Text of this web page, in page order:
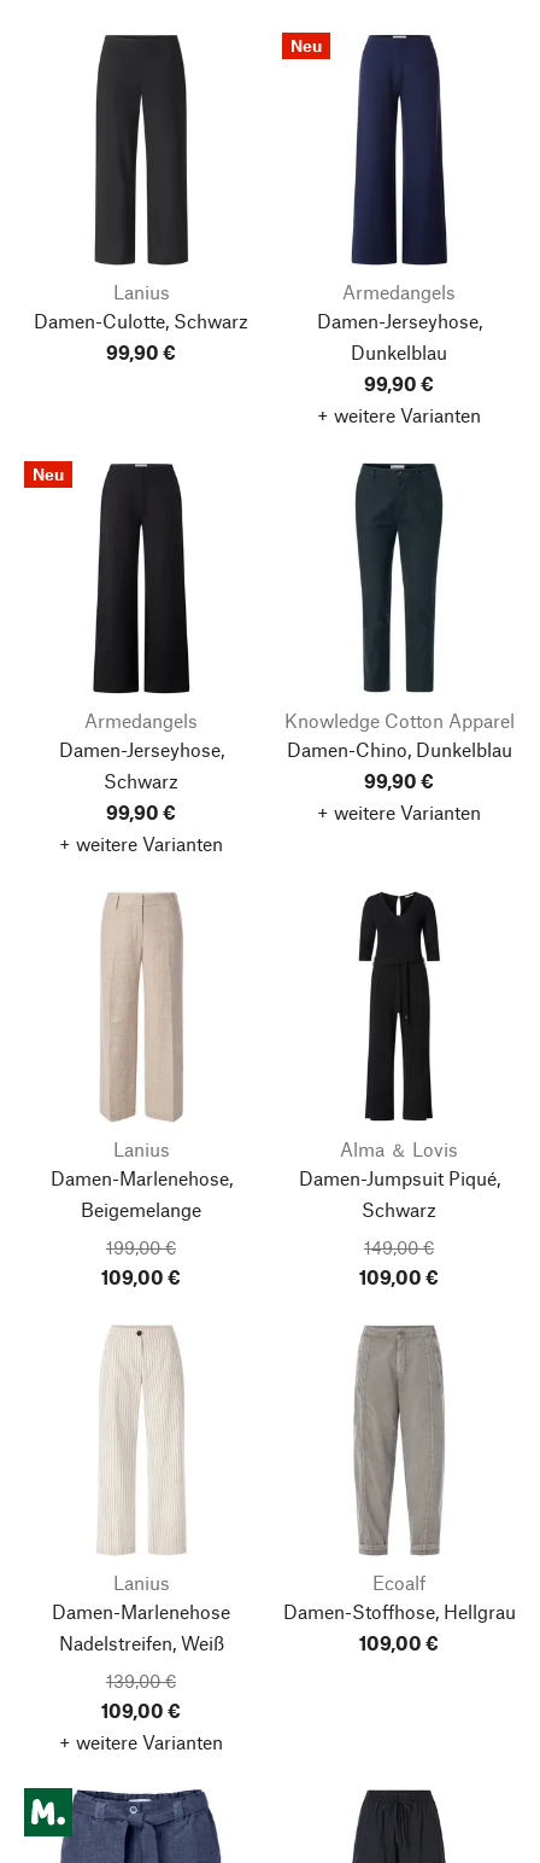
Lanius
Damen-Culotte, Schwarz
99,90 €
Neu
Armedangels
Damen-Jerseyhose,
Dunkelblau
99,90 €
+ weitere Varianten
Neu
Armedangels
Damen-Jerseyhose,
Schwarz
99,90 €
+ weitere Varianten
Knowledge Cotton Apparel
Damen-Chino, Dunkelblau
99,90 €
+ weitere Varianten
Lanius
Damen-Marlenehose,
Beigemelange
199,00 €
109,00 €
Alma ＆ Lovis
Damen-Jumpsuit Piqué,
Schwarz
149,00 €
109,00 €
Lanius
Damen-Marlenehose
Nadelstreifen, Weiß
139,00 €
109,00 €
+ weitere Varianten
Ecoalf
Damen-Stoffhose, Hellgrau
109,00 €